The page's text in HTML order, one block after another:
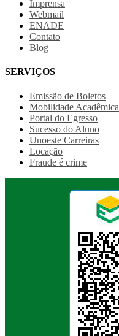
Imprensa
Webmail
ENADE
Contato
Blog
SERVIÇOS
Emissão de Boletos
Mobilidade Acadêmica
Portal do Egresso
Sucesso do Aluno
Unoeste Carreiras
Locação
Fraude é crime